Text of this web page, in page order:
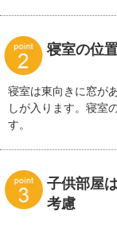
寝室の位
寝室は東向きに窓が
しが入ります。寝室
す。
子供部屋
考慮